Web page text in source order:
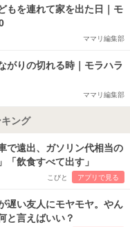
もを連れて家を出た日｜モ
ママリ編集部
がりの切れる時｜モラハラ
ママリ編集部
ング
で遠出、ガソリン代相当の
「飲食すべて出す」
こびと アプリで見る
遅い友人にモヤモヤ。やん
と言えばいい？